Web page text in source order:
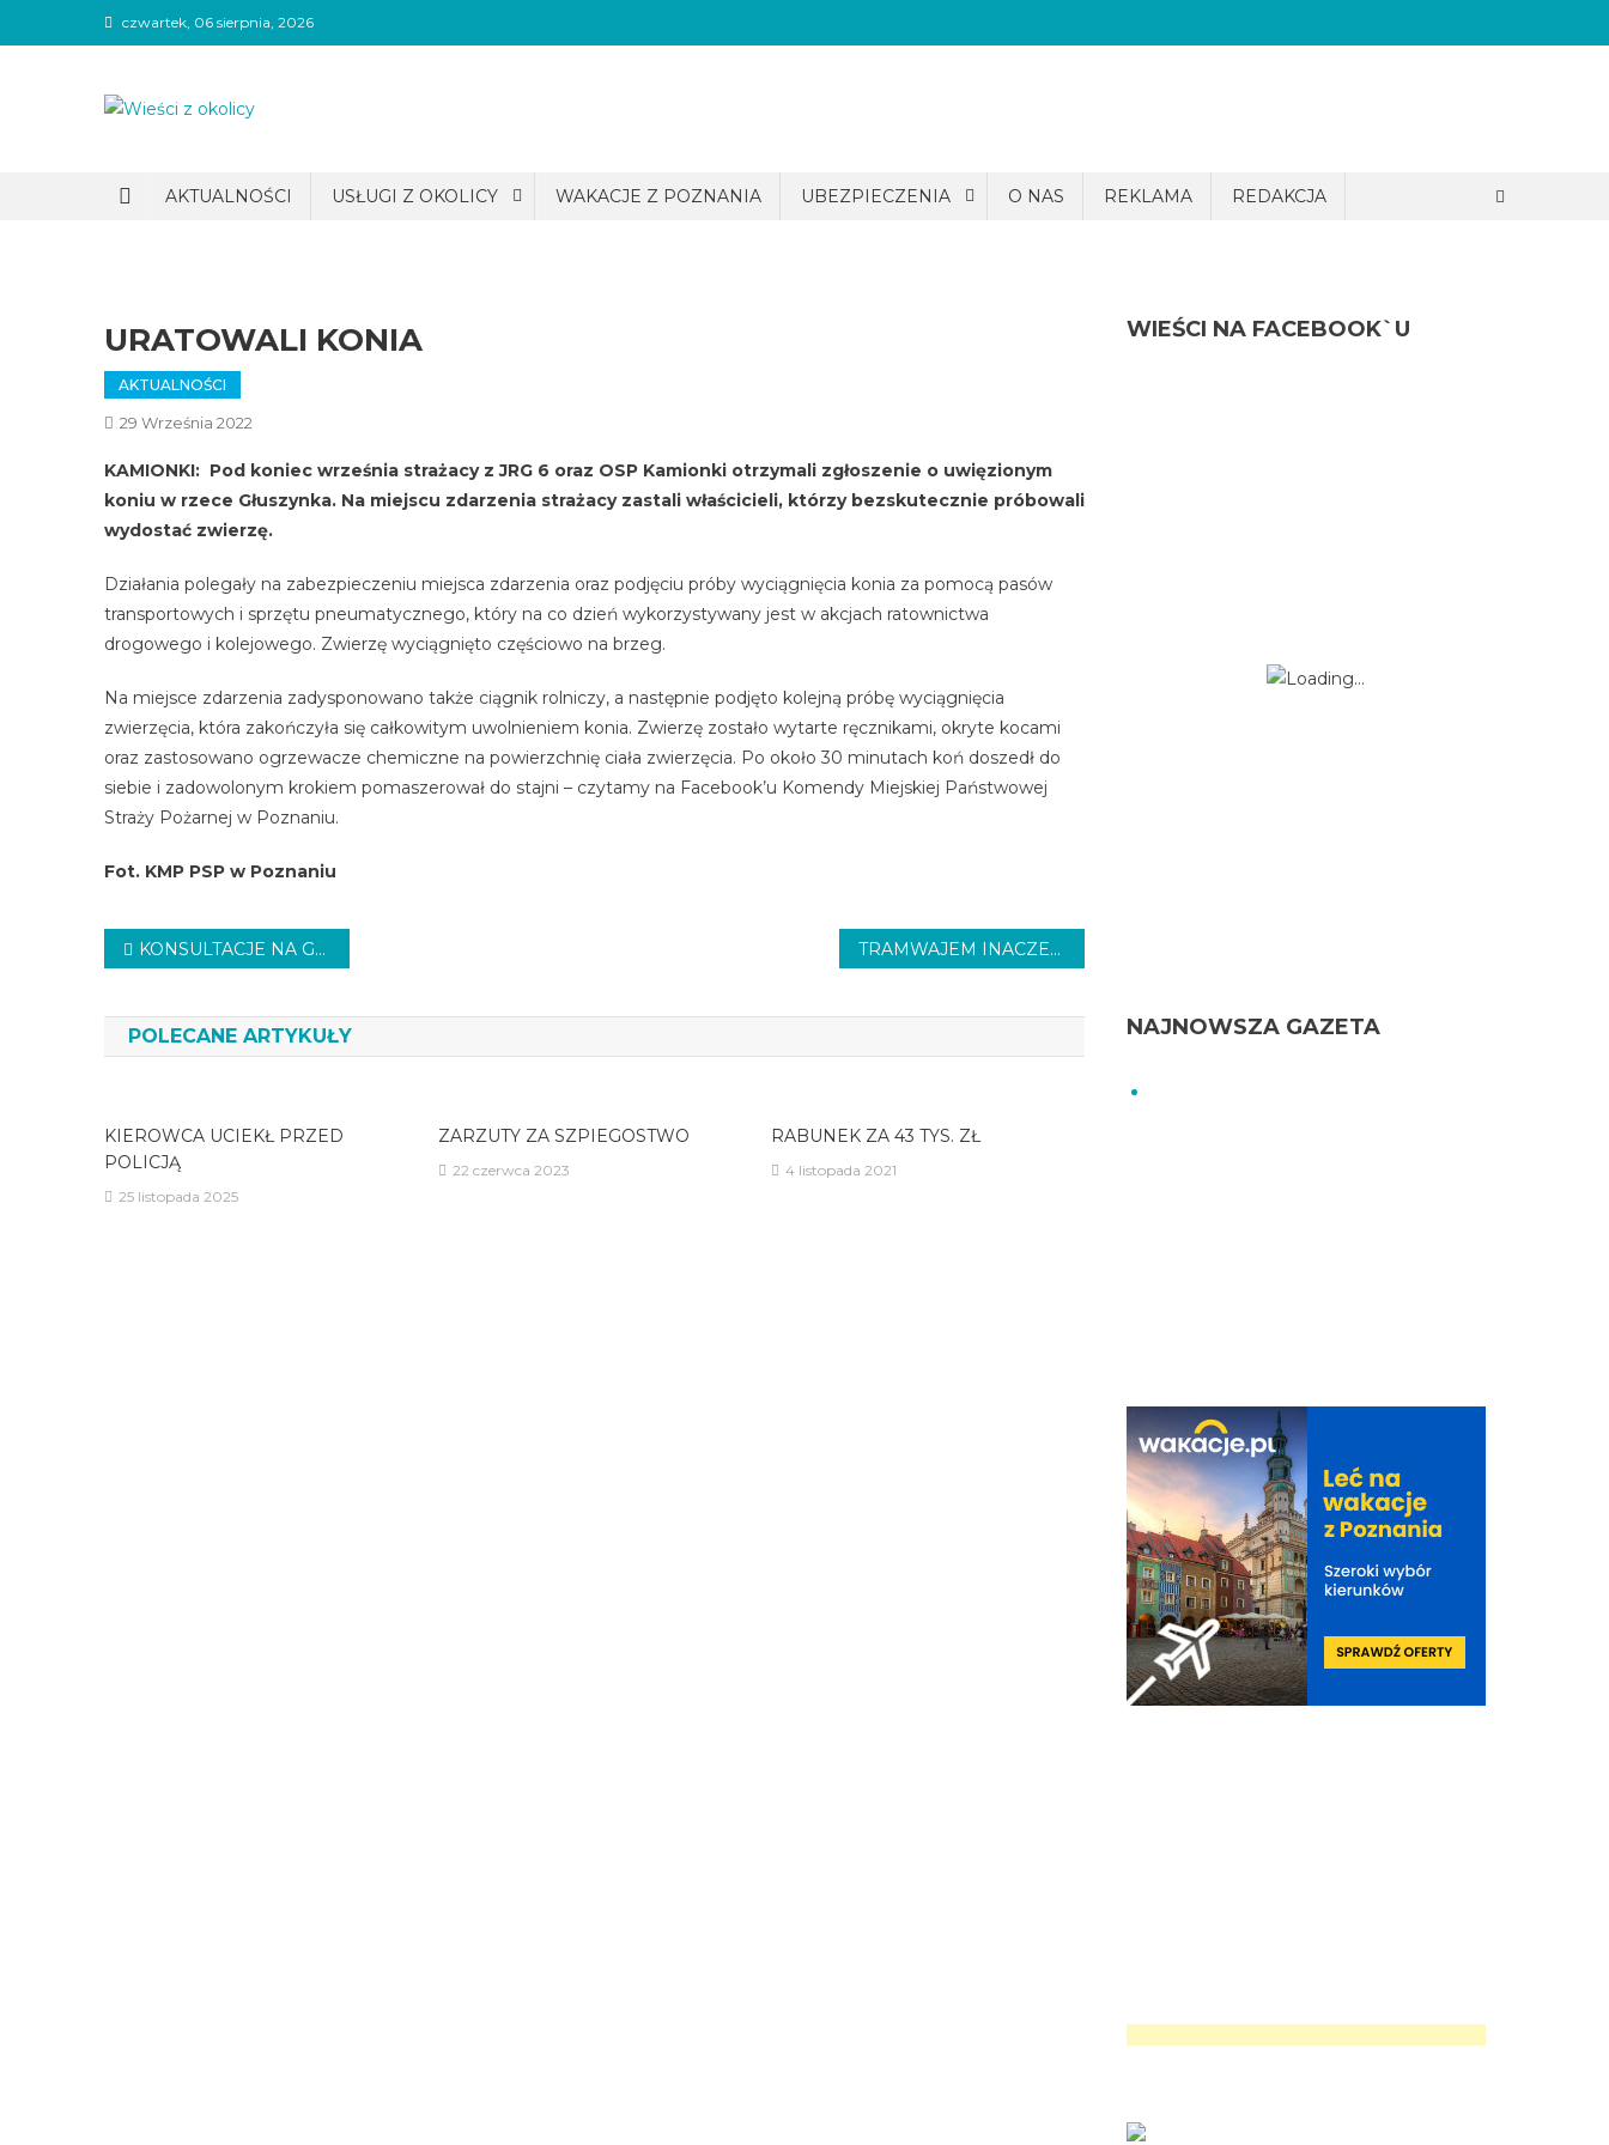
to
czwartek, 06 sierpnia, 2026
AKTUALNOŚCI USŁUGI Z OKOLICY WAKACJE Z POZNANIA UBEZPIECZENIA O NAS REKLAMA REDAKCJA
URATOWALI KONIA
AKTUALNOŚCI
29 Września 2022
KAMIONKI: Pod koniec września strażacy z JRG 6 oraz OSP Kamionki otrzymali zgłoszenie o uwięzionym
koniu w rzece Głuszynka. Na miejscu zdarzenia strażacy zastali właścicieli, którzy bezskutecznie próbowali
wydostać zwierzę.
Działania polegały na zabezpieczeniu miejsca zdarzenia oraz podjęciu próby wyciągnięcia konia za pomocą pasów
transportowych i sprzętu pneumatycznego, który na co dzień wykorzystywany jest w akcjach ratownictwa
drogowego i kolejowego. Zwierzę wyciągnięto częściowo na brzeg.
Na miejsce zdarzenia zadysponowano także ciągnik rolniczy, a następnie podjęto kolejną próbę wyciągnięcia
zwierzęcia, która zakończyła się całkowitym uwolnieniem konia. Zwierzę zostało wytarte ręcznikami, okryte kocami
oraz zastosowano ogrzewacze chemiczne na powierzchnię ciała zwierzęcia. Po około 30 minutach koń doszedł do
siebie i zadowolonym krokiem pomaszerował do stajni – czytamy na Facebook’u Komendy Miejskiej Państwowej
Straży Pożarnej w Poznaniu.
Fot. KMP PSP w Poznaniu
Nawigacja
KONSULTACJE NA GŁUSZYNIE TRAMWAJEM INACZEJ
POLECANE ARTYKUŁY
KIEROWCA UCIEKŁ PRZED
POLICJĄ
25 listopada 2025
ZARZUTY ZA SZPIEGOSTWO
22 czerwca 2023
RABUNEK ZA 43 TYS. ZŁ
4 listopada 2021
WIEŚCI NA FACEBOOK`U
NAJNOWSZA GAZETA